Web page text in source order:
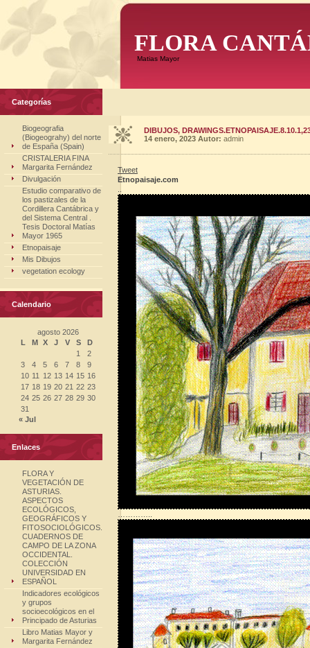
FLORA
Matias Mayor
Categorías
Biogeografia
(Biogeograhy) del norte
de España (Spain)
CRISTALERIA FINA
Margarita Fernández
Divulgación
Estudio comparativo de
los pastizales de la
Cordillera Cantábrica y
del Sistema Central .
Tesis Doctoral Matías
Mayor 1965
Etnopaisaje
Mis Dibujos
vegetation ecology
Calendario
agosto 2026
L
M X J V S
D
1
2
3
4 5 6 7 8
9
10 11 12 13 14 15 16
17 18 19 20 21 22 23
24 25 26 27 28 29 30
31
« Jul
Enlaces
FLORA Y
VEGETACIÓN DE
ASTURIAS.
ASPECTOS
ECOLÓGICOS,
GEOGRÁFICOS Y
FITOSOCIOLÓGICOS.
CUADERNOS DE
CAMPO DE LA ZONA
OCCIDENTAL.
COLECCIÓN
UNIVERSIDAD EN
ESPAÑOL
Indicadores ecológicos
y grupos
socioecológicos en el
Principado de Asturias
Libro Matias Mayor y
Margarita Fernández
DIBUJOS,
14 enero, 2023 Autor: admin
Tweet
Etnopaisaje.com